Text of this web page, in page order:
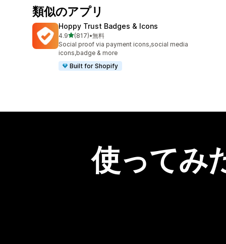
類似のアプリ
Hoppy Trust Badges & Icons
4.95つ星中
(817)
合計レビュー数：817件
•無料
Social proof via payment icons,social media
icons,badge & more
Built for Shopify
使ってみ